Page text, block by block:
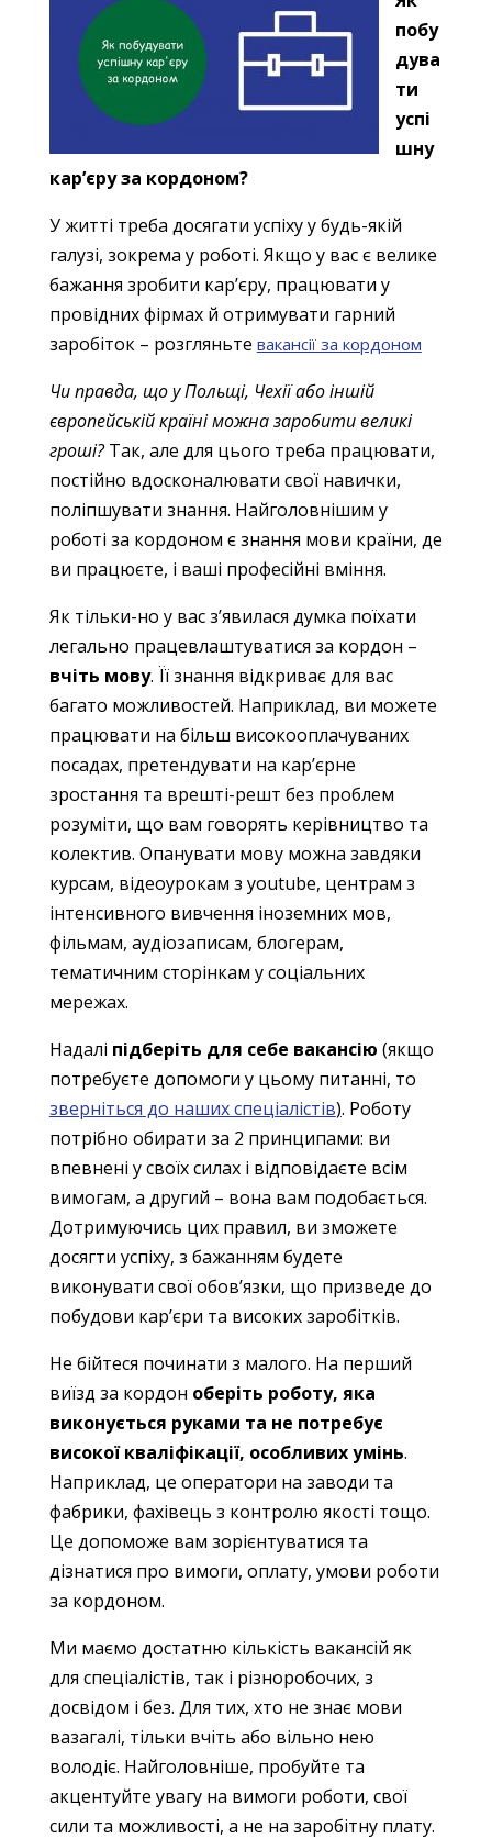
побу
дува
ти
успі
шну
кар’єру за кордоном?
У житті треба досягати успіху у будь-якій
галузі, зокрема у роботі. Якщо у вас є велике
бажання зробити кар’єру, працювати у
провідних фірмах й отримувати гарний
заробіток – розгляньте вакансії за кордоном
Чи правда, що у Польщі, Чехії або іншій
європейській країні можна заробити великі
гроші?Так, але для цього треба працювати,
постійно вдосконалювати свої навички,
поліпшувати знання. Найголовнішим у
роботі за кордоном є знання мови країни, де
ви працюєте, і ваші професійні вміння.
Як тільки-но у вас з’явилася думка поїхати
легально працевлаштуватися за кордон –
вчіть мову. Її знання відкриває для вас
багато можливостей. Наприклад, ви можете
працювати на більш високооплачуваних
посадах, претендувати на кар’єрне
зростання та врешті-решт без проблем
розуміти, що вам говорять керівництво та
колектив. Опанувати мову можна завдяки
курсам, відеоурокам з youtube, центрам з
інтенсивного вивчення іноземних мов,
фільмам, аудіозаписам, блогерам,
тематичним сторінкам у соціальних
мережах.
Надалі підберіть для себе вакансію (якщо
потребуєте допомоги у цьому питанні, то
зверніться до наших спеціалістів). Роботу
потрібно обирати за 2 принципами: ви
впевнені у своїх силах і відповідаєте всім
вимогам, а другий – вона вам подобається.
Дотримуючись цих правил, ви зможете
досягти успіху, з бажанням будете
виконувати свої обов’язки, що призведе до
побудови кар’єри та високих заробітків.
Не бійтеся починати з малого. На перший
виїзд за кордон оберіть роботу, яка
виконується руками та не потребує
високої кваліфікації, особливих умінь.
Наприклад, це оператори на заводи та
фабрики, фахівець з контролю якості тощо.
Це допоможе вам зорієнтуватися та
дізнатися про вимоги, оплату, умови роботи
за кордоном.
Ми маємо достатню кількість вакансій як
для спеціалістів, так і різноробочих, з
досвідом і без. Для тих, хто не знає мови
вазагалі, тільки вчіть або вільно нею
володіє. Найголовніше, пробуйте та
акцентуйте увагу на вимоги роботи, свої
сили та можливості, а не на заробітну плату.